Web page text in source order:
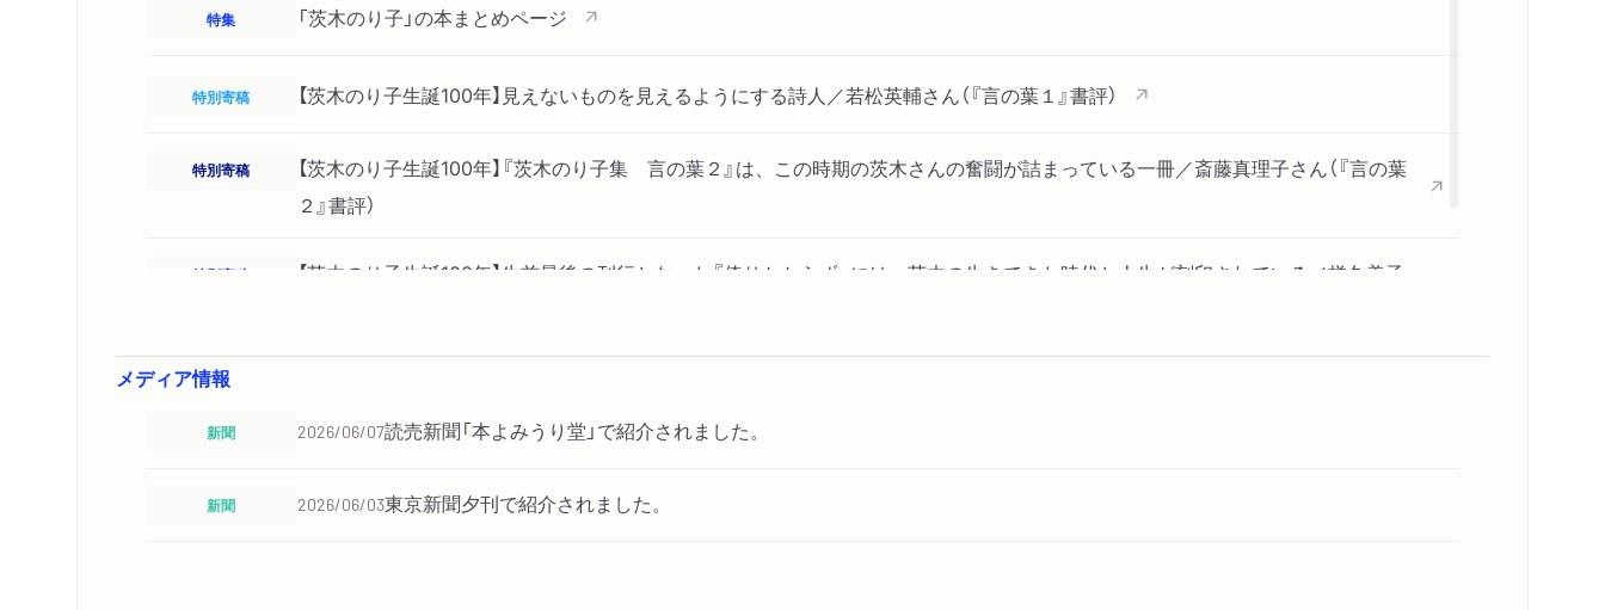
特集 「茨木のり子」の本まとめページ
特別寄稿 【茨木のり子生誕100年】見えないものを見えるようにする詩人／若松英輔さん（『言の葉１』書評）
特別寄稿
【茨木のり子生誕100年】『茨木のり子集 言の葉２』は、この時期の茨木さんの奮闘が詰まっている一冊／斎藤真理子さん（『言の葉
２』書評）
特別寄稿
【茨木のり子生誕100年】生前最後の刊行となった『倚りかからず』には、茨木の生きてきた時代と人生が刻印されている／梯久美子
メディア情報
新聞 2026/06/07読売新聞「本よみうり堂」で紹介されました。
新聞 2026/06/03東京新聞夕刊で紹介されました。